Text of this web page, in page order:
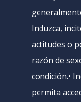
Induzca,
actitudes o
razón de
condición.•
permita